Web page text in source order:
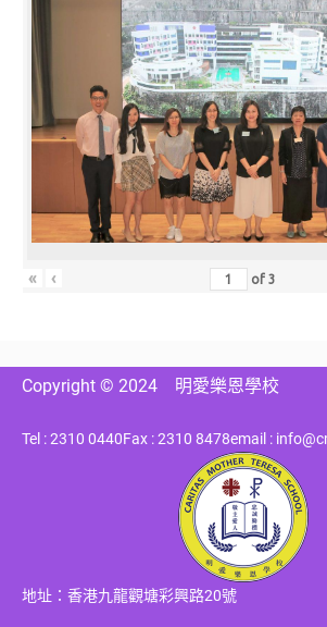
« ‹ of3
Copyright © 2024 明愛樂恩學校
Tel : 2310 0440Fax : 2310 8478email :
地址：香港九龍觀塘彩興路20號